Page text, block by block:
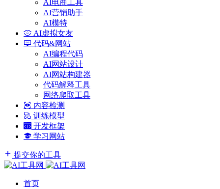
AI电商工具
AI营销助手
AI模特
AI虚拟女友
代码&网站
AI编程代码
AI网站设计
AI网站构建器
代码解释工具
网络爬取工具
内容检测
训练模型
开发框架
学习网站
提交你的工具
首页